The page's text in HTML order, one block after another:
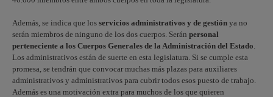
Además, se indica que los servicios administrativos y de gestión ya no
serán miembros de ninguno de los dos cuerpos. Serán personal
perteneciente a los Cuerpos Generales de la Administración del Estado.
Los administrativos están de suerte en esta legislatura. Si se cumple esta
promesa, se tendrán que convocar muchas más plazas para auxiliares
administrativos y administrativos para cubrir todos esos puesto de trabajo.
Además es una motivación extra para muchos de los que quieren